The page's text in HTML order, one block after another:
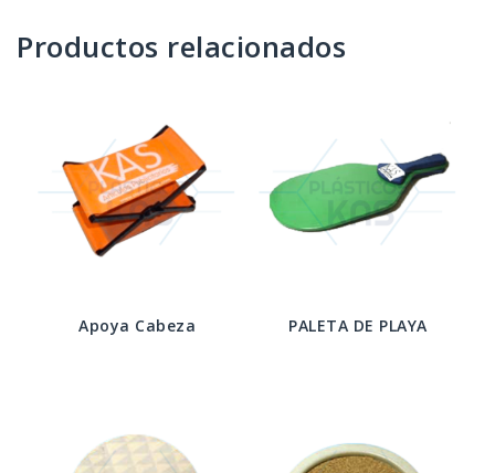
Productos relacionados
Apoya Cabeza PALETA DE PLAYA